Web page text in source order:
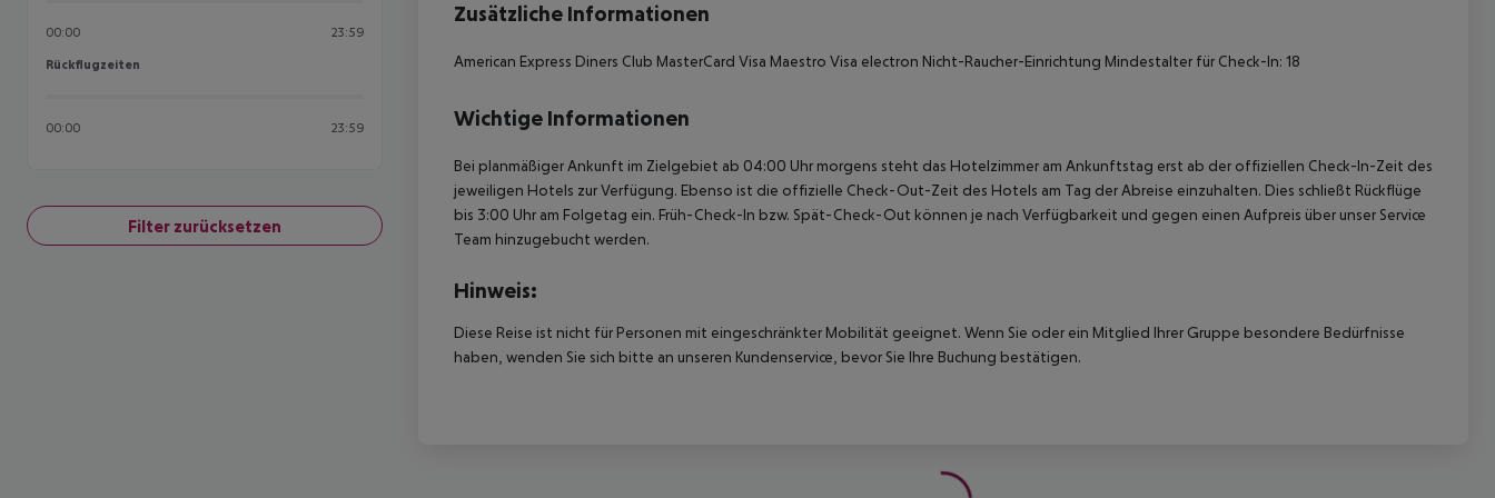
00:00 23:59
Rückflugzeiten
Rückflugzeiten
00:00 23:59
Filter zurücksetzen
Zusätzliche Informationen
American Express Diners Club MasterCard Visa Maestro Visa electron Nicht-Raucher-Einrichtung Mindestalter für Check-In: 18
Wichtige Informationen
Bei planmäßiger Ankunft im Zielgebiet ab 04:00 Uhr morgens steht das Hotelzimmer am Ankunftstag erst ab der offiziellen Check-In-Zeit des
jeweiligen Hotels zur Verfügung. Ebenso ist die offizielle Check-Out-Zeit des Hotels am Tag der Abreise einzuhalten. Dies schließt Rückflüge
bis 3:00 Uhr am Folgetag ein. Früh-Check-In bzw. Spät-Check-Out können je nach Verfügbarkeit und gegen einen Aufpreis über unser Service
Team hinzugebucht werden.
Hinweis:
Diese Reise ist nicht für Personen mit eingeschränkter Mobilität geeignet. Wenn Sie oder ein Mitglied Ihrer Gruppe besondere Bedürfnisse
haben, wenden Sie sich bitte an unseren Kundenservice, bevor Sie Ihre Buchung bestätigen.